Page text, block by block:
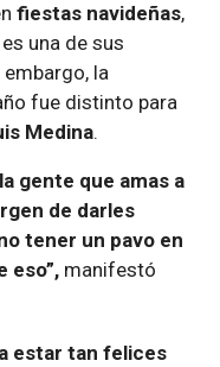
fiestas navideñas,
una de sus
la
fue distinto para
Medina.
gente que amas a
de darles
tener un pavo en
eso”, manifestó
estar tan felices